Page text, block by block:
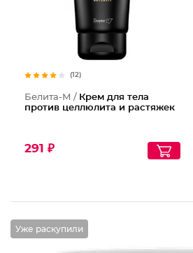
(12)
Белита-М / Крем для тела
против целлюлита и растяжек
291 ₽
Уже раскупили